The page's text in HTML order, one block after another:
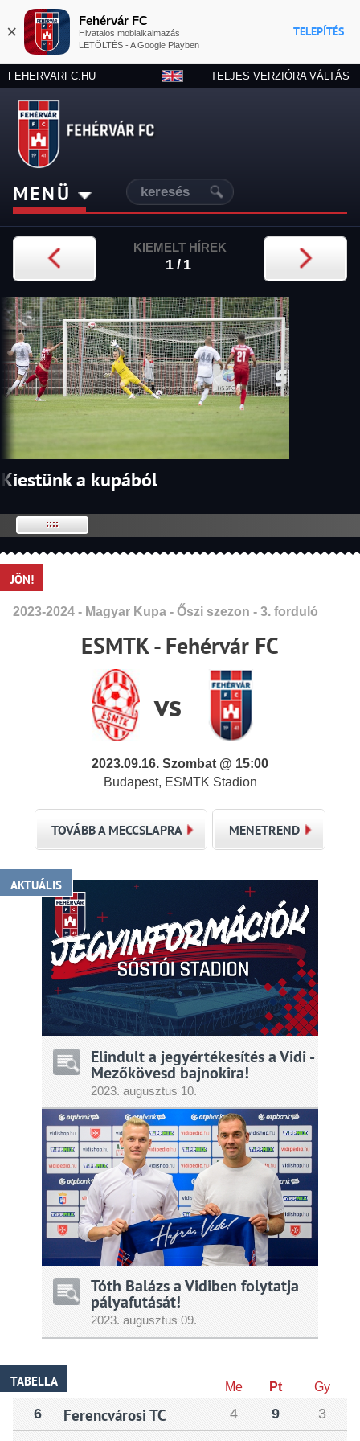
×
Fehérvár FC
Hivatalos mobialkalmazás
LETÖLTÉS - A Google Playben
TELEPÍTÉS
FEHERVARFC.HU TELJES VERZIÓRA VÁLTÁS
MENÜ
KIEMELT HÍREK
1/1
Kiestünk a kupából
JÖN!
2023-2024 - Magyar Kupa - Őszi szezon - 3. forduló
ESMTK - Fehérvár FC
vs
2023.09.16. Szombat @ 15:00
Budapest, ESMTK Stadion
TOVÁBB A MECCSLAPRA MENETREND
AKTUÁLIS
Elindult a jegyértékesítés a Vidi -
Mezőkövesd bajnokira!
2023.augusztus 10.
Tóth Balázs a Vidiben folytatja
pályafutását!
2023.augusztus 09.
TABELLA Me Pt Gy
6 Ferencvárosi TC 4 9
3